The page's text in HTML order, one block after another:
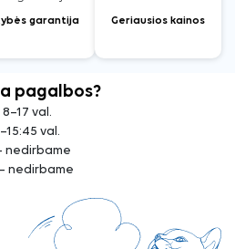
garantija Geriausios kainos
pagalbos?
8–17 val.
val.
nedirbame
nedirbame